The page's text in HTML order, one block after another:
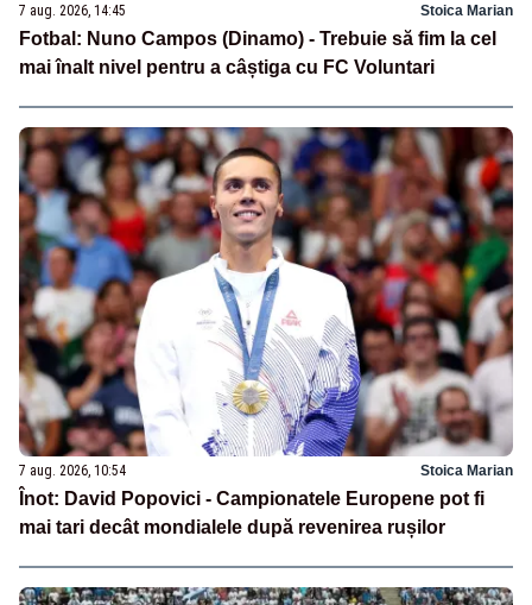
7 aug. 2026, 14:45 Stoica Marian
Fotbal: Nuno Campos (Dinamo) - Trebuie să fim la cel
mai înalt nivel pentru a câștiga cu FC Voluntari
7 aug. 2026, 10:54 Stoica Marian
Înot: David Popovici - Campionatele Europene pot fi
mai tari decât mondialele după revenirea rușilor